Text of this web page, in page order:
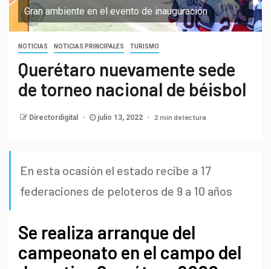
Gran ambiente en el evento de inauguración
NOTICIAS NOTICIAS PRINCIPALES TURISMO
Querétaro nuevamente sede
de torneo nacional de béisbol
Directordigital julio 13, 2022 2 min de lectura
En esta ocasión el estado recibe a 17
federaciones de peloteros de 9 a 10 años
Se realiza arranque del
campeonato en el campo del